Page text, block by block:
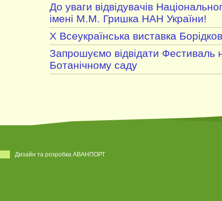
До уваги відвідувачів
імені М.М. Гришка НАН України!
X Всеукраїнська виставка
Запрошуємо відвідати Фестиваль
Ботанічному саду
Дизайн та розробка АВАНПОРТ